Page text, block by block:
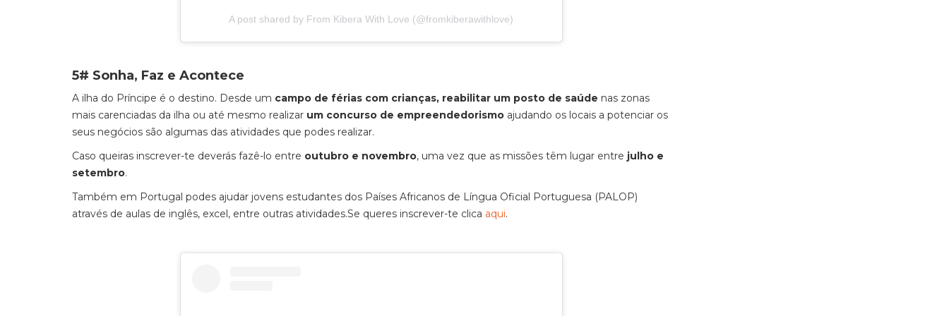
A post shared by From Kibera With Love (@fromkiberawithlove)
5# Sonha, Faz e Acontece
A ilha do Príncipe é o destino. Desde um campo de férias com crianças, reabilitar um posto de saúde nas zonas
mais carenciadas da ilha ou até mesmo realizar um concurso de empreendedorismo ajudando os locais a potenciar os
seus negócios são algumas das atividades que podes realizar.
Caso queiras inscrever-te deverás fazê-lo entre outubro e novembro, uma vez que as missões têm lugar entre julho e
setembro.
Também em Portugal podes ajudar jovens estudantes dos Países Africanos de Língua Oficial Portuguesa (PALOP)
através de aulas de inglês, excel, entre outras atividades.Se queres inscrever-te clica aqui.